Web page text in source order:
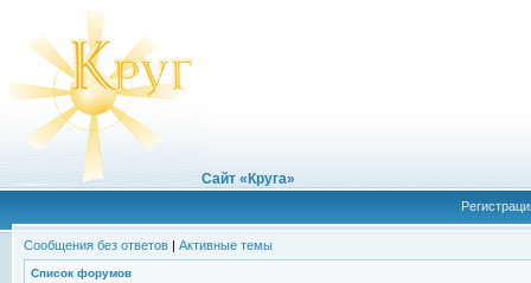
Сайт «Круга»
Сообщения без ответов | Активные темы
Список форумов